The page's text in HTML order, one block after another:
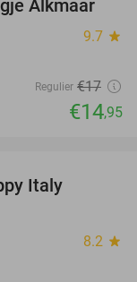
12%
Alkmaar
9.7 star
Regulier €17
€14,95
Italy
8.2 star